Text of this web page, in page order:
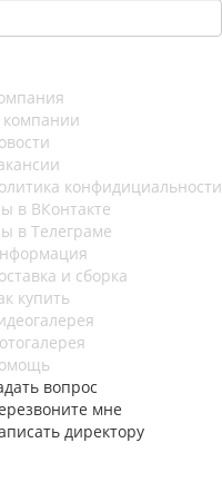
конфидициальности
в ВКонтакте
в Телеграме
и сборка
купить
вопрос
мне
директору